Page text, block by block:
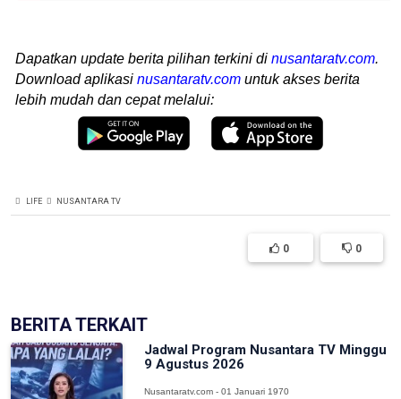
Dapatkan update berita pilihan terkini di nusantaratv.com.
Download aplikasi nusantaratv.com untuk akses berita
lebih mudah dan cepat melalui:
LIFE NUSANTARA TV
0 0
BERITA TERKAIT
Jadwal Program Nusantara TV Minggu
9 Agustus 2026
Nusantaratv.com - 01 Januari 1970